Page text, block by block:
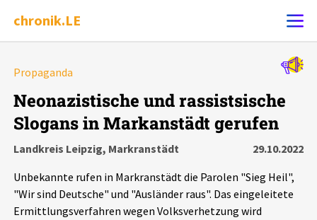
chronik.LE
Chronik
Leipziger Zustände
Propaganda
Neonazistische und rassistsische
Slogans in Markanstädt gerufen
Landkreis Leipzig, Markranstädt
29.10.2022
Unbekannte rufen in Markranstädt die Parolen "Sieg Heil",
"Wir sind Deutsche" und "Ausländer raus". Das eingeleitete
Ermittlungsverfahren wegen Volksverhetzung wird
Alle Ereignisse
Ereignisse
Ereignisse Statistik